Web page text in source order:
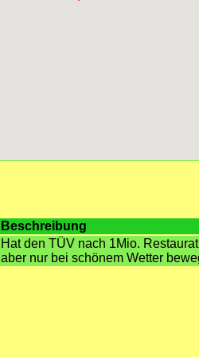
Beschreibung
Hat den TÜV nach 1Mio.
aber nur bei schönem Wetter